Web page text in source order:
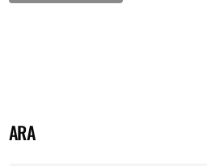
ARA